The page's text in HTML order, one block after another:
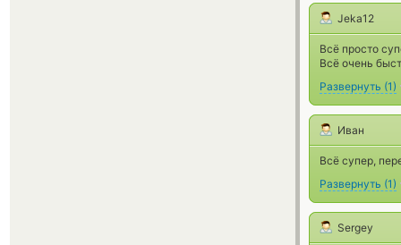
Jeka12
Всё просто
Всё очень
Развернуть (1)
Иван
Всё супер,
Развернуть (1)
Sergey